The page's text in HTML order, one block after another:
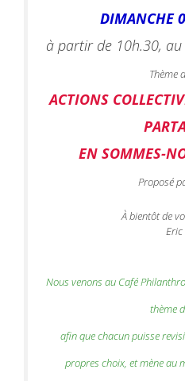
DIMANCHE
à partir de 10h.30,
Thème
ACTIONS
EN SOMMES-
Proposé
À bientôt de
Eric
Nous venons au Café
thème
afin que chacun puisse
propres choix, et mène au